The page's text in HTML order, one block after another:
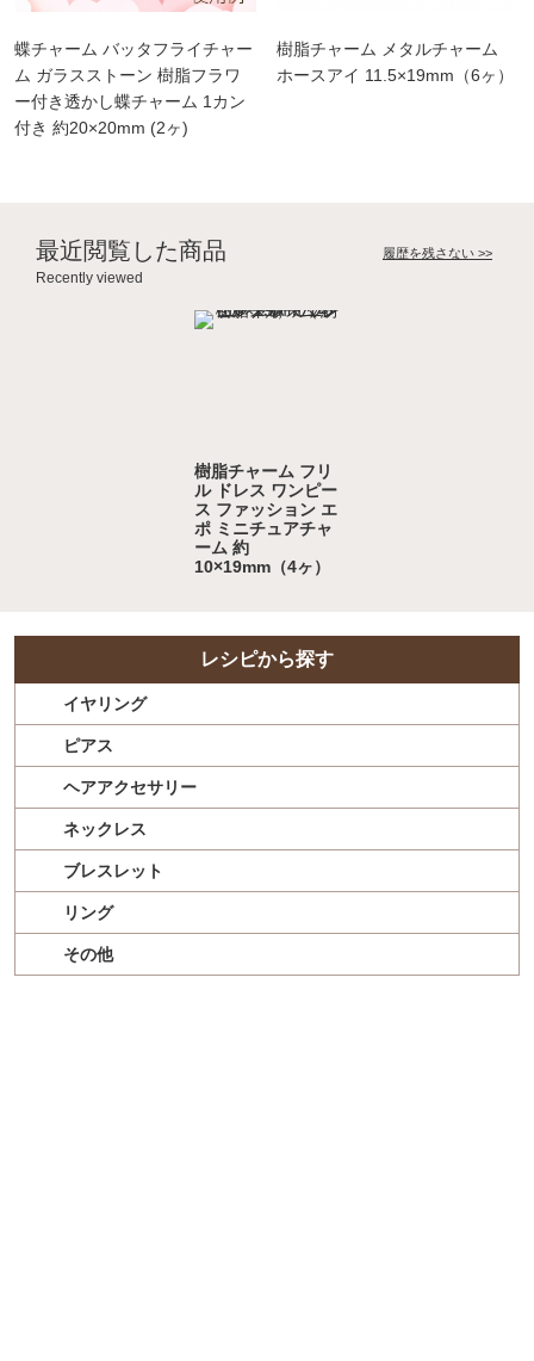
蝶チャーム バッタフライチャー
ム ガラスストーン 樹脂フラワ
ー付き透かし蝶チャーム 1カン
付き 約20×20mm (2ヶ)
樹脂チャーム メタルチャーム
ホースアイ 11.5×19mm（6ヶ）
最近閲覧した商品
Recently viewed
履歴を残さない >>
樹脂チャーム フリ
ル ドレス ワンピー
ス ファッション エ
ポ ミニチュアチャ
ーム 約
10×19mm（4ヶ）
レシピから探す
イヤリング
ピアス
ヘアアクセサリー
ネックレス
ブレスレット
リング
その他